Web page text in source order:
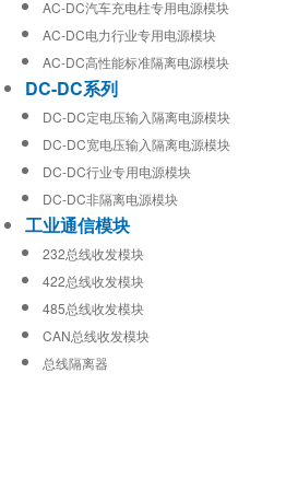
AC-DC汽车充电柱专用电源模块
AC-DC电力行业专用电源模块
AC-DC高性能标准隔离电源模块
DC-DC系列
DC-DC定电压输入隔离电源模块
DC-DC宽电压输入隔离电源模块
DC-DC行业专用电源模块
DC-DC非隔离电源模块
工业通信模块
232总线收发模块
422总线收发模块
485总线收发模块
CAN总线收发模块
总线隔离器